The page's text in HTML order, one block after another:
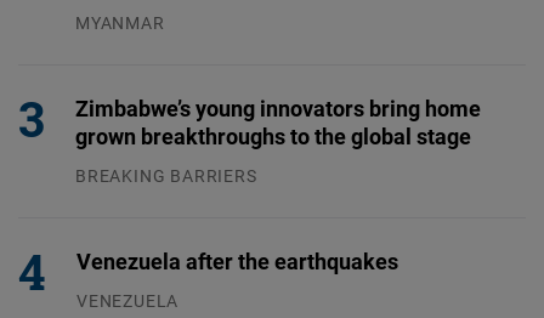
MYANMAR
Zimbabwe’s young innovators bring home
grown breakthroughs to the global stage
BREAKING BARRIERS
Venezuela after the earthquakes
VENEZUELA